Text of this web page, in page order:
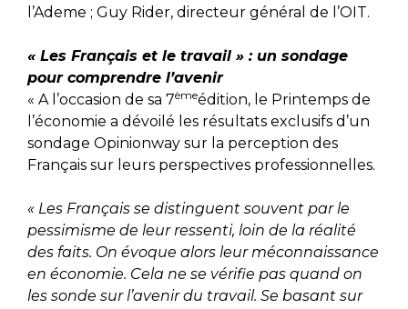
l’Ademe ; Guy Rider, directeur général de l’OIT.
« Les Français et le travail » : un sondage
pour comprendre l’avenir
« A l’occasion de sa 7èmeédition, le Printemps de
l’économie a dévoilé les résultats exclusifs d’un
sondage Opinionway sur la perception des
Français sur leurs perspectives professionnelles.
« Les Français se distinguent souvent par le
pessimisme de leur ressenti, loin de la réalité
des faits. On évoque alors leur méconnaissance
en économie. Cela ne se vérifie pas quand on
les sonde sur l’avenir du travail. Se basant sur